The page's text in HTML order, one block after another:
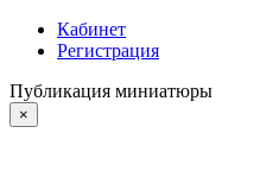
Кабинет
Регистрация
Публикация миниатюры
×